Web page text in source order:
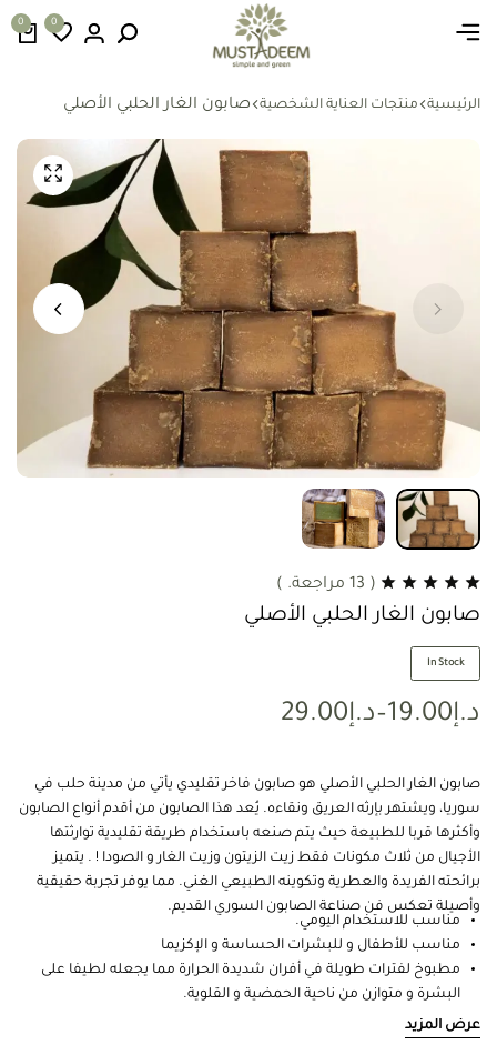
0
0
الرئيسية منتجات العناية الشخصية صابون الغار الحلبي الأصلي
(
13 مراجعة. )
صابون الغار الحلبي الأصلي
In Stock
د.إ19.00
–د.إ29.00
صابون الغار الحلبي الأصلي هو صابون فاخر تقليدي يأتي من مدينة حلب في
سوريا، ويشتهر بإرثه العريق ونقاءه. يُعد هذا الصابون من أقدم أنواع الصابون
وأكثرها قربا للطبيعة حيث يتم صنعه باستخدام طريقة تقليدية توارثتها
الأجيال من ثلاث مكونات فقط زيت الزيتون وزيت الغار و الصودا ! . يتميز
برائحته الفريدة والعطرية وتكوينه الطبيعي الغني. مما يوفر تجربة حقيقية
وأصيلة تعكس فن صناعة الصابون السوري القديم.
مناسب للاستخدام اليومي.
مناسب للأطفال و للبشرات الحساسة و الإكزيما
مطبوخ لفترات طويلة في أفران شديدة الحرارة مما يجعله لطيفا على
البشرة و متوازن من ناحية الحمضية و القلوية.
حجم كل صابونة 200 جرام , اقتصادية و تكفي لأشهر لجميع أفراد العائلة.
عرض المزيد